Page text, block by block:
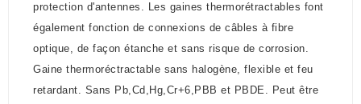
protection d'antennes. Les gaines thermorétractables font
également fonction de connexions de câbles à fibre
optique, de façon étanche et sans risque de corrosion.
Gaine thermoréctractable sans halogène, flexible et feu
retardant. Sans Pb,Cd,Hg,Cr+6,PBB et PBDE. Peut être